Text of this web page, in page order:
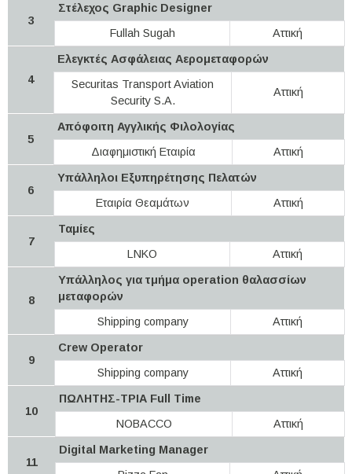
3
Στέλεχος Graphic Designer
Fullah Sugah
Αττική
4
Ελεγκτές Ασφάλειας Αερομεταφορών
Securitas Transport Aviation
Security S.A.
Αττική
5
Απόφοιτη Αγγλικής Φιλολογίας
Διαφημιστική Εταιρία
Αττική
6
Υπάλληλοι Εξυπηρέτησης Πελατών
Εταιρία Θεαμάτων
Αττική
7
Ταμίες
LNKO
Αττική
8
Υπάλληλος για τμήμα operation θαλασσίων
μεταφορών
Shipping company
Αττική
9
Crew Operator
Shipping company
Αττική
10
ΠΩΛΗΤΗΣ-ΤΡΙΑ Full Time
NOBACCO
Αττική
11
Digital Marketing Manager